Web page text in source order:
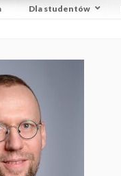
Dla studentów